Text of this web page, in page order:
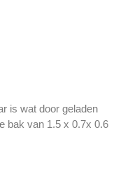
is wat door geladen
bak van 1.5 x 0.7x 0.6